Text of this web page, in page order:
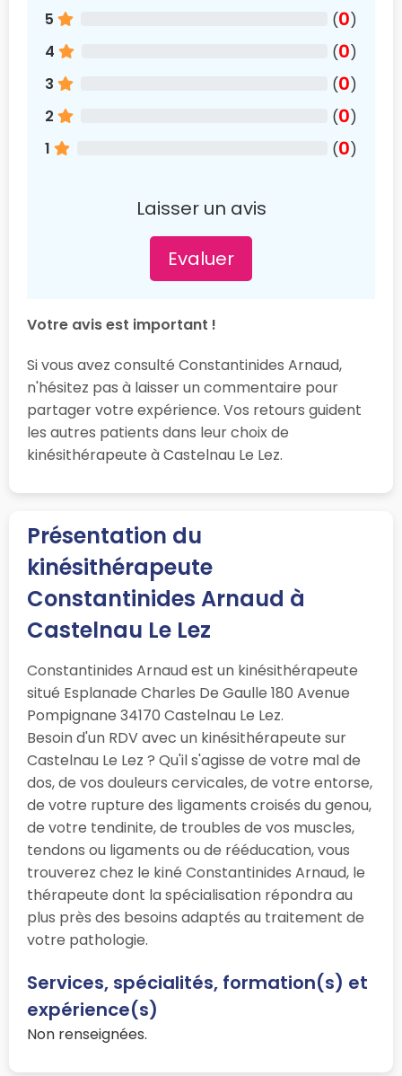
5 (0)
4
(0)
3
(0)
2
(0)
1
(0)
Laisser un avis
Evaluer
Votre avis est important !
Si vous avez consulté Constantinides Arnaud,
n'hésitez pas à laisser un commentaire pour
partager votre expérience. Vos retours guident
les autres patients dans leur choix de
kinésithérapeute à Castelnau Le Lez.
Présentation du
kinésithérapeute
Constantinides Arnaud à
Castelnau Le Lez
Constantinides Arnaud est un kinésithérapeute
situé Esplanade Charles De Gaulle 180 Avenue
Pompignane 34170 Castelnau Le Lez.
Besoin d'un RDV avec un kinésithérapeute sur
Castelnau Le Lez ? Qu'il s'agisse de votre mal de
dos, de vos douleurs cervicales, de votre entorse,
de votre rupture des ligaments croisés du genou,
de votre tendinite, de troubles de vos muscles,
tendons ou ligaments ou de rééducation, vous
trouverez chez le kiné Constantinides Arnaud, le
thérapeute dont la spécialisation répondra au
plus près des besoins adaptés au traitement de
votre pathologie.
Services, spécialités, formation(s) et
expérience(s)
Non renseignées.